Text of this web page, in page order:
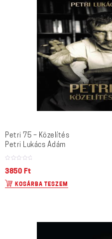
Petri 75 – Közelítés
Petri Lukács Ádám
3850 Ft
KOSÁRBA TESZEM